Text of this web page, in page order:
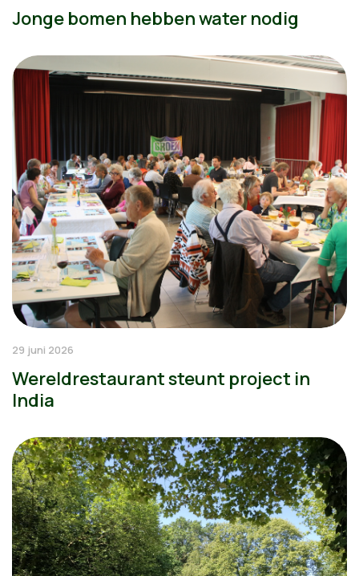
Jonge bomen hebben water nodig
29 juni 2026
Wereldrestaurant steunt project in
India